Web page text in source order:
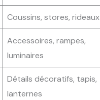
Coussins, stores, rideaux
Accessoires, rampes,
luminaires
Détails décoratifs, tapis,
lanternes